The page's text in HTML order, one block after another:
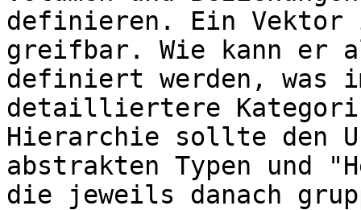
definieren. Ein
greifbar. Wie kann er
definiert werden, was
detailliertere
Hierarchie sollte den
abstrakten Typen und
die jeweils danach